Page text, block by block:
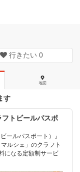
行きたい 0
地図
す
フトビールパスポ
ールパスポート）』
ルシェ」のクラフト
になる定額制サービ